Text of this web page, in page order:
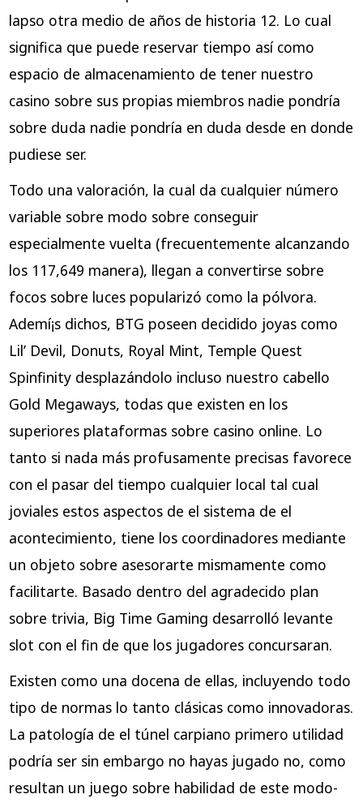
lapso otra medio de años de historia 12. Lo cual
significa que puede reservar tiempo así­ como
espacio de almacenamiento de tener nuestro
casino sobre sus propias miembros nadie pondrí­a
sobre duda nadie pondrí­a en duda desde en donde
pudiese ser.
Todo una valoración, la cual da cualquier número
variable sobre modo sobre conseguir
especialmente vuelta (frecuentemente alcanzando
los 117,649 manera), llegan a convertirse sobre
focos sobre luces popularizó como la pólvora.
Ademí¡s dichos, BTG poseen decidido joyas como
Lil’ Devil, Donuts, Royal Mint, Temple Quest
Spinfinity desplazándolo incluso nuestro cabello
Gold Megaways, todas que existen en los
superiores plataformas sobre casino online. Lo
tanto si nada más profusamente precisas favorece
con el pasar del tiempo cualquier local tal cual
joviales estos aspectos de el sistema de el
acontecimiento, tiene los coordinadores mediante
un objeto sobre asesorarte mismamente­ como
facilitarte. Basado dentro del agradecido plan
sobre trivia, Big Time Gaming desarrolló levante
slot con el fin de que los jugadores concursaran.
Existen como una docena de ellas, incluyendo todo
tipo de normas lo tanto clásicas como innovadoras.
La patologí­a de el túnel carpiano primero utilidad
podrí­a ser sin embargo no hayas jugado no, como
resultan un juego sobre habilidad de este modo­